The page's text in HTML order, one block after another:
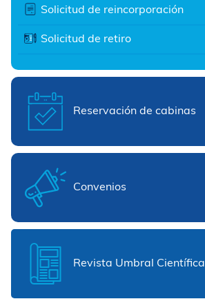
Solicitud de reincorporación
Solicitud de retiro
Reservación de cabinas
Convenios
Revista Umbral Científica